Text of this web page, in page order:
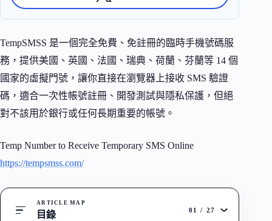
TempSMSS 是一個完全免費、免註冊的臨時手機號碼服
務，提供美國、英國、法國、瑞典、荷蘭、芬蘭等 14 個
國家的虛擬門號，讓你直接在瀏覽器上接收 SMS 驗證
碼，適合一次性帳號註冊、開發測試與隱私保護，但絕
對不該用於銀行或任何長期重要的帳號。
Temp Number to Receive Temporary SMS Online
https://tempsmss.com/
ARTICLE MAP
目錄 01 / 27